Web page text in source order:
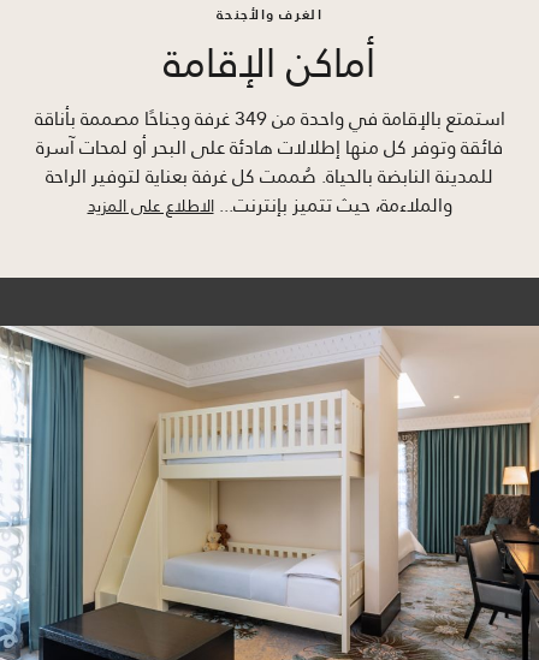
الغرف والأجنحة
أماكن الإقامة
استمتع بالإقامة في واحدة من 349 غرفة وجناحًا مصممة بأناقة
فائقة وتوفر كل منها إطلالات هادئة على البحر أو لمحات آسرة
للمدينة النابضة بالحياة. صُممت كل غرفة بعناية لتوفير الراحة
والملاءمة، حيث تتميز بإنترنت... الاطلاع على المزيد